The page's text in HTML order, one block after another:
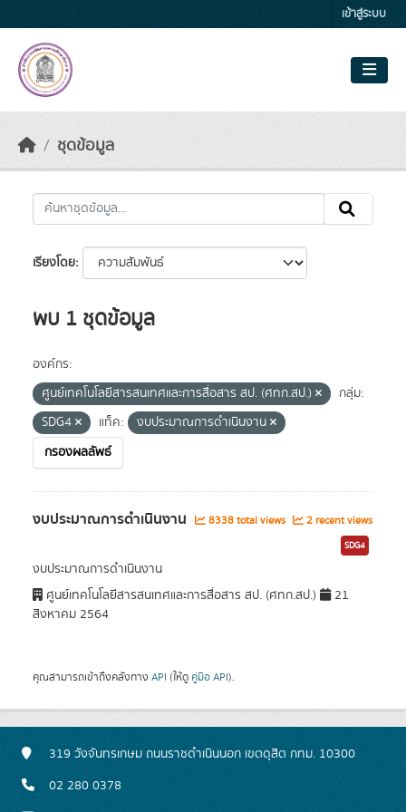
เข้าสู่ระบบ
ชุดข้อมูล
เรียงโดย
พบ 1 ชุดข้อมูล
องค์กร:
ศูนย์เทคโนโลยีสารสนเทศและการสื่อสาร สป. (ศทก.สป.)
กลุ่ม:
SDG4
แท็ค:
งบประมาณการดำเนินงาน
กรองผลลัพธ์
งบประมาณการดำเนินงาน 8338 total views 2 recent views
SDG4
งบประมาณการดำเนินงาน
ศูนย์เทคโนโลยีสารสนเทศและการสื่อสาร สป. (ศทก.สป.)
21
สิงหาคม 2564
คุณสามารถเข้าถึงคลังทาง API (ให้ดู คู่มือ API).
319 วังจันทรเกษม ถนนราชดำเนินนอก เขตดุสิต กทม. 10300
02 280 0378